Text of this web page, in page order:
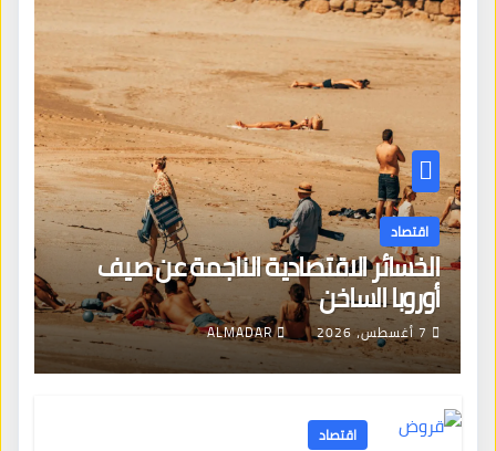
اقتصاد
الخسائر الاقتصادية الناجمة عن صيف
أوروبا الساخن
7 أغسطس، 2026 ALMADAR
اقتصاد